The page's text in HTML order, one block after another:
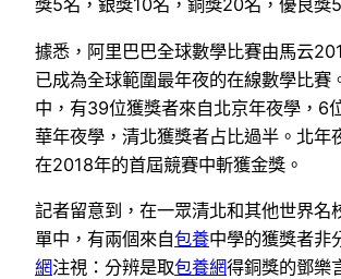
獎5名，銀獎10名，銅獎20名，優良獎
據悉，阿里巴巴全球數學比賽由馬云
已成為全球範圍最年夜的在線數學比賽
中，有39位獲獎者來自北京年夜學，6
華年夜學，清北獲獎者占比過半。北年
在2018年的首屆競賽中斬獲金獎。
記者留意到，在一眾清北和其他世界名
單中，有兩個來自包養中學的獲獎者非
網注視：分辨是取包養網得銅獎的鄧樂